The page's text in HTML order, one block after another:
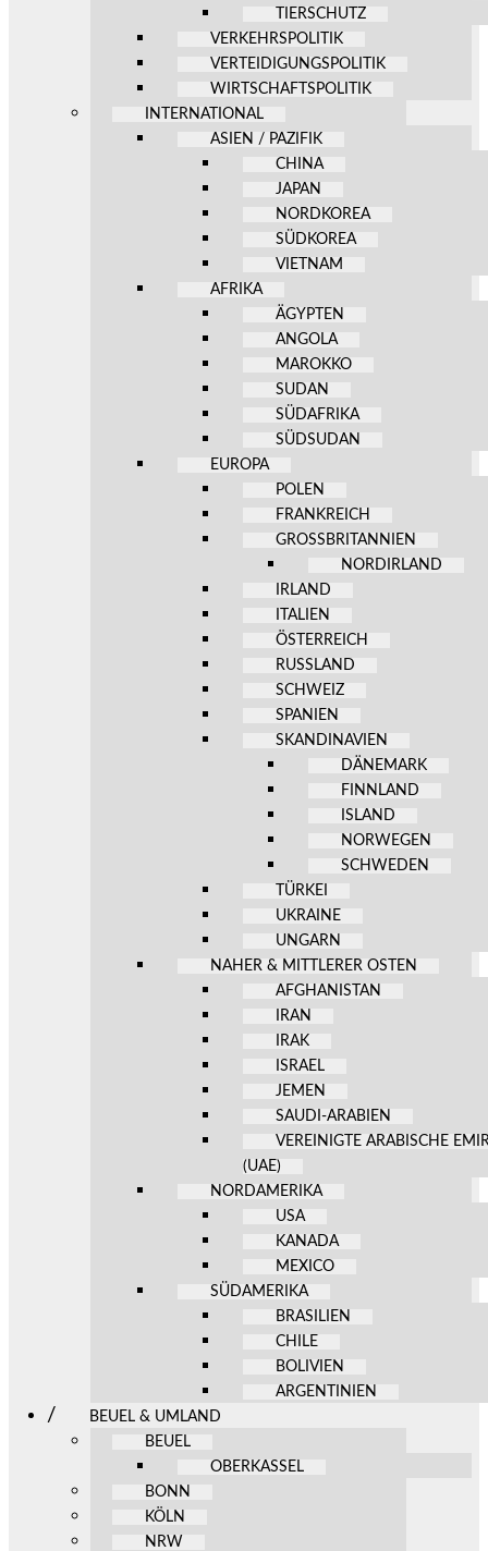
TIERSCHUTZ
VERKEHRSPOLITIK
VERTEIDIGUNGSPOLITIK
WIRTSCHAFTSPOLITIK
INTERNATIONAL
ASIEN / PAZIFIK
CHINA
JAPAN
NORDKOREA
SÜDKOREA
VIETNAM
AFRIKA
ÄGYPTEN
ANGOLA
MAROKKO
SUDAN
SÜDAFRIKA
SÜDSUDAN
EUROPA
POLEN
FRANKREICH
GROSSBRITANNIEN
NORDIRLAND
IRLAND
ITALIEN
ÖSTERREICH
RUSSLAND
SCHWEIZ
SPANIEN
SKANDINAVIEN
DÄNEMARK
FINNLAND
ISLAND
NORWEGEN
SCHWEDEN
TÜRKEI
UKRAINE
UNGARN
NAHER & MITTLERER OSTEN
AFGHANISTAN
IRAN
IRAK
ISRAEL
JEMEN
SAUDI-ARABIEN
VEREINIGTE ARABISCHE
(UAE)
NORDAMERIKA
USA
KANADA
MEXICO
SÜDAMERIKA
BRASILIEN
CHILE
BOLIVIEN
ARGENTINIEN
BEUEL & UMLAND
BEUEL
OBERKASSEL
BONN
KÖLN
NRW